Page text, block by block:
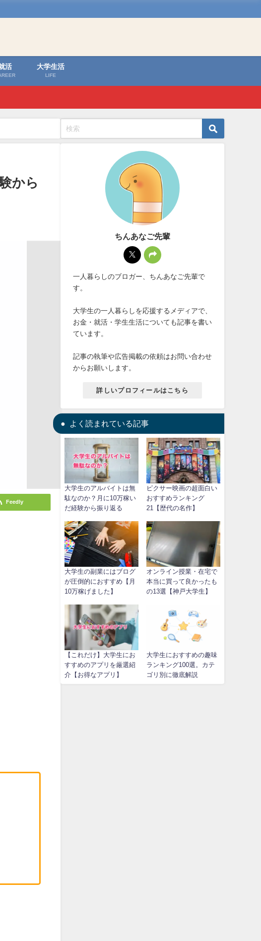
活 大学生活
LIFE
から
Feedly
ちんあなご先輩
一人暮らしのブロガー、ちんあなご先輩で
す。
大学生の一人暮らしを応援するメディアで、
お金・就活・学生生活についても記事を書い
ています。
記事の執筆や広告掲載の依頼はお問い合わせ
からお願いします。
詳しいプロフィールはこちら
よく読まれている記事
大学生のアルバイトは無
駄なのか？月に10万稼い
だ経験から振り返る
ピクサー映画の超面白い
おすすめランキング
21【歴代の名作】
大学生の副業にはブログ
が圧倒的におすすめ【月
10万稼げました】
オンライン授業・在宅で
本当に買って良かったも
の13選【神戸大学生】
【これだけ】大学生にお
すすめのアプリを厳選紹
介【お得なアプリ】
大学生におすすめの趣味
ランキング100選。カテ
ゴリ別に徹底解説